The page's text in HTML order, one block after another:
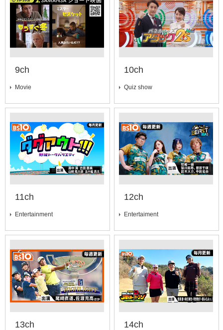
9ch
Movie
10ch
Quiz show
11ch
Entertainment
12ch
Entertaiment
13ch 14ch